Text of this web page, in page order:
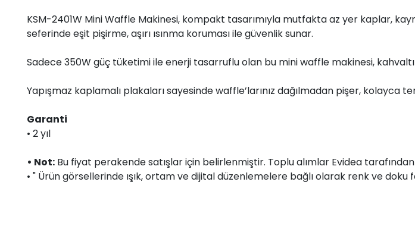
KSM-2401W Mini Waffle Makinesi, kompakt tasarımıyla mutfakta az yer kaplar,
seferinde eşit pişirme, aşırı ısınma koruması ile güvenlik sunar.
Sadece 350W güç tüketimi ile enerji tasarruflu olan bu mini waffle makinesi,
Yapışmaz kaplamalı plakaları sayesinde waffle’larınız dağılmadan pişer, kolayca
Garanti
• 2 yıl
• Not: Bu fiyat perakende satışlar için belirlenmiştir. Toplu alımlar Evidea
• " Ürün görsellerinde ışık, ortam ve dijital düzenlemelere bağlı olarak renk ve doku